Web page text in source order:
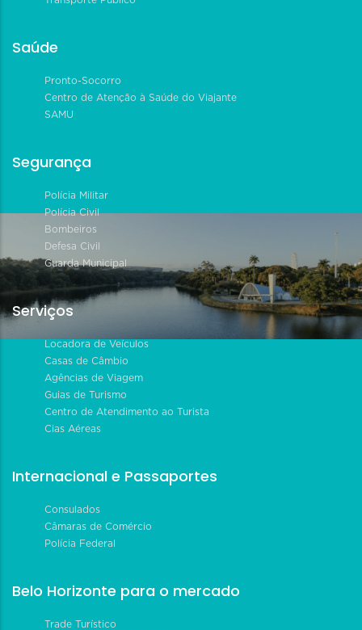
Saúde
Pronto-Socorro
Centro de Atenção à Saúde do Viajante
SAMU
Segurança
Polícia Militar
Polícia Civil
Bombeiros
Defesa Civil
Guarda Municipal
Serviços
Locadora de Veículos
Casas de Câmbio
Agências de Viagem
Guias de Turismo
Centro de Atendimento ao Turista
Cias Aéreas
Internacional e Passaportes
Consulados
Câmaras de Comércio
Polícia Federal
Belo Horizonte para o mercado
Trade Turístico